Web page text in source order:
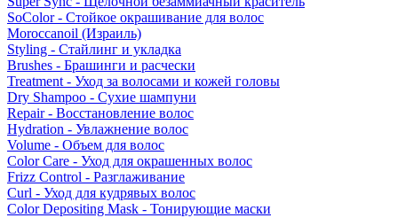
SoColor - Стойкое окрашивание для волос
Moroccanoil (Израиль)
Styling - Стайлинг и укладка
Brushes - Брашинги и расчески
Treatment - Уход за волосами и кожей головы
Dry Shampoo - Сухие шампуни
Repair - Восстановление волос
Hydration - Увлажнение волос
Volume - Объем для волос
Color Care - Уход для окрашенных волос
Frizz Control - Разглаживание
Curl - Уход для кудрявых волос
Color Depositing Mask - Тонирующие маски